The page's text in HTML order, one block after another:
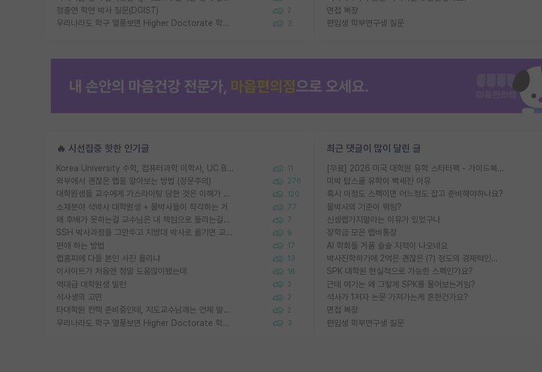
정출연 학연 박사 질문(DGIST) 2
우리나라도 학구 열풍보면 Higher Doctorate 학위가 필요하다고 봅니다. 3
면접 복장
편입생 학부연구생 질문
🔥 시선집중 핫한 인기글
Korea University 수학, 컴퓨터과학 이학사, UC Berkeley 산업공학 대학원 공학박사가 되는 것은 쉽지 않겠죠? 11
외부에서 괜찮은 랩을 알아보는 방법 (장문주의) 276
대학원생들 교수에게 가스라이팅 당한 것은 이해가 갑니다. 안타깝네요. 120
소재분야 석박사 대학원생 + 물박사들이 착각하는 거 77
왜 후배가 못하는걸 교수님은 내 책임으로 돌리는걸까요? 7
SSH 박사과정을 그만두고 지방대 박사로 옮기면 교수의 꿈은 끝일까요? 9
편애 하는 방법 17
랩홈피에 다들 본인 사진 올리냐 13
이사이트가 처음엔 정말 도움많이됐는데 16
역대급 대학원생 빌런 2
석사생의 고민 2
타대학원 컨텍 준비중인데, 지도교수님께는 언제 말씀드려야 할까요? 2
우리나라도 학구 열풍보면 Higher Doctorate 학위가 필요하다고 봅니다. 3
최근 댓글이 많이 달린 글
[무료] 2026 미국 대학원 유학 스타터팩 - 가이드북 & 합격자 컨택메일 템플릿
미박 탑스쿨 유학이 빡세진 이유
혹시 이정도 스펙이면 어느정도 잡고 준비해야하나요?
물박사의 기준이 뭐임?
신생랩가지말라는 이유가 있었구나
장학금 모은 랩비통장
AI 학회들 거품 슬슬 지적이 나오네요
박사진학하기에 2억은 괜찮은 (?) 정도의 경제력인가요
SPK 대학원 현실적으로 가능한 스펙인가요?
근데 여기는 왜 그렇게 SPK를 물어보는거임?
석사가 1저자 논문 가져가는게 흔한건가요?
면접 복장
편입생 학부연구생 질문